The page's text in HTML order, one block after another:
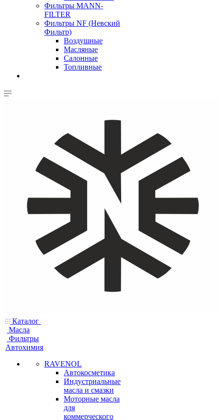
Фильтры MANN-
FILTER
Фильтры NF (Невский
Фильтр)
Воздушные
Масляные
Салонные
Топливные
Каталог
Масла
Фильтры
Автохимия
RAVENOL
Автокосметика
Индустриальные
масла и смазки
Моторные масла
для
коммерческого